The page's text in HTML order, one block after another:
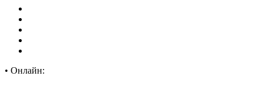
• Онлайн: